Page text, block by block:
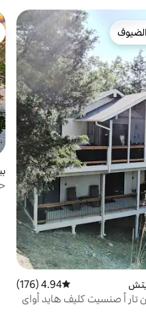
المفضّلة لدى الضيوف
متوسط التقييم 4.94 من 5، 176 مراجعات
4.94 (176)
تار أ صنسيت كليف هايد أواي